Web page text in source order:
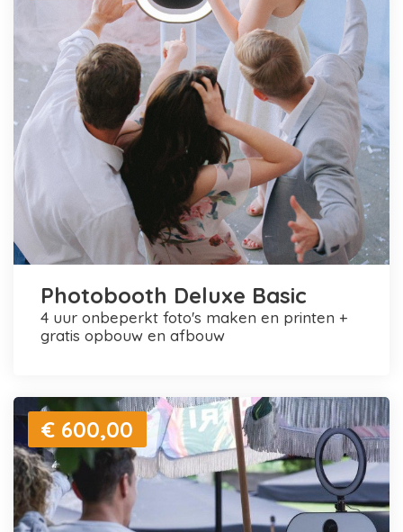
Photobooth Deluxe Basic
4 uur onbeperkt foto's maken en printen +
gratis opbouw en afbouw
€ 600,00